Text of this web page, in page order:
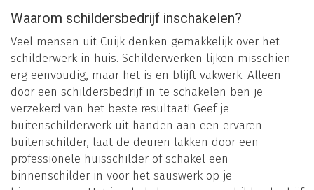
Waarom schildersbedrijf inschakelen?
Veel mensen uit Cuijk denken gemakkelijk over het
schilderwerk in huis. Schilderwerken lijken misschien
erg eenvoudig, maar het is en blijft vakwerk. Alleen
door een schildersbedrijf in te schakelen ben je
verzekerd van het beste resultaat! Geef je
buitenschilderwerk uit handen aan een ervaren
buitenschilder, laat de deuren lakken door een
professionele huisschilder of schakel een
binnenschilder in voor het sauswerk op je